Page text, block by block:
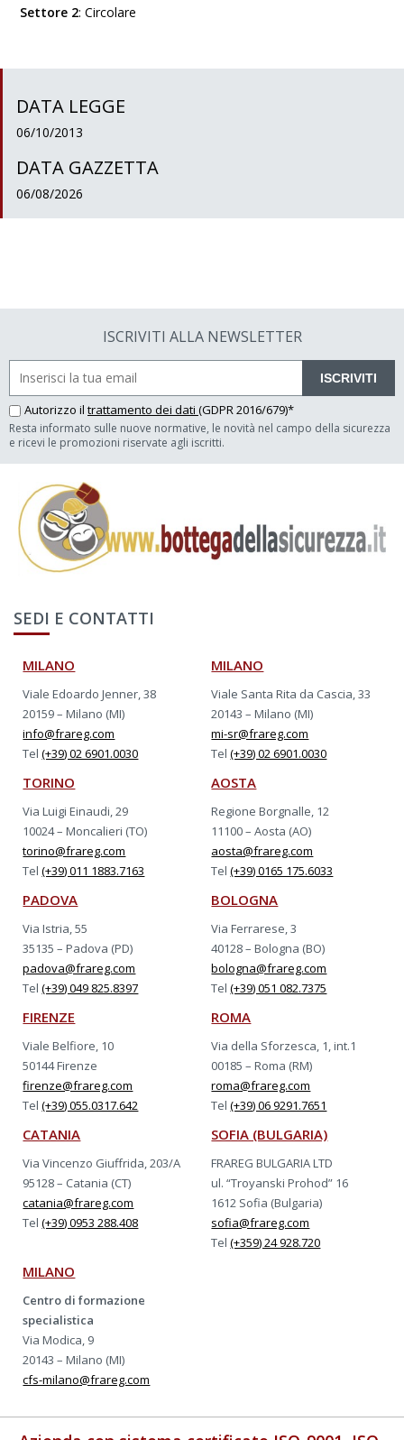
Settore 2:Circolare
DATA LEGGE
06/10/2013
DATA GAZZETTA
06/08/2026
ISCRIVITI ALLA NEWSLETTER
ISCRIVITI
Autorizzo il trattamento dei dati (GDPR 2016/679)*
Resta informato sulle nuove normative, le novità nel campo della sicurezza
e ricevi le promozioni riservate agli iscritti.
SEDI E CONTATTI
MILANO
Viale Edoardo Jenner, 38
20159 – Milano (MI)
info@frareg.com
Tel(+39) 02 6901.0030
MILANO
Viale Santa Rita da Cascia, 33
20143 – Milano (MI)
mi-sr@frareg.com
Tel(+39) 02 6901.0030
TORINO
Via Luigi Einaudi, 29
10024 – Moncalieri (TO)
torino@frareg.com
Tel(+39) 011 1883.7163
AOSTA
Regione Borgnalle, 12
11100 – Aosta (AO)
aosta@frareg.com
Tel(+39) 0165 175.6033
PADOVA
Via Istria, 55
35135 – Padova (PD)
padova@frareg.com
Tel(+39) 049 825.8397
BOLOGNA
Via Ferrarese, 3
40128 – Bologna (BO)
bologna@frareg.com
Tel(+39) 051 082.7375
FIRENZE
Viale Belfiore, 10
50144 Firenze
firenze@frareg.com
Tel(+39) 055.0317.642
ROMA
Via della Sforzesca, 1, int.1
00185 – Roma (RM)
roma@frareg.com
Tel(+39) 06 9291.7651
CATANIA
Via Vincenzo Giuffrida, 203/A
95128 – Catania (CT)
catania@frareg.com
Tel(+39) 0953 288.408
SOFIA (BULGARIA)
FRAREG BULGARIA LTD
ul. “Troyanski Prohod” 16
1612 Sofia (Bulgaria)
sofia@frareg.com
Tel(+359) 24 928.720
MILANO
Centro di formazione
specialistica
Via Modica, 9
20143 – Milano (MI)
cfs-milano@frareg.com